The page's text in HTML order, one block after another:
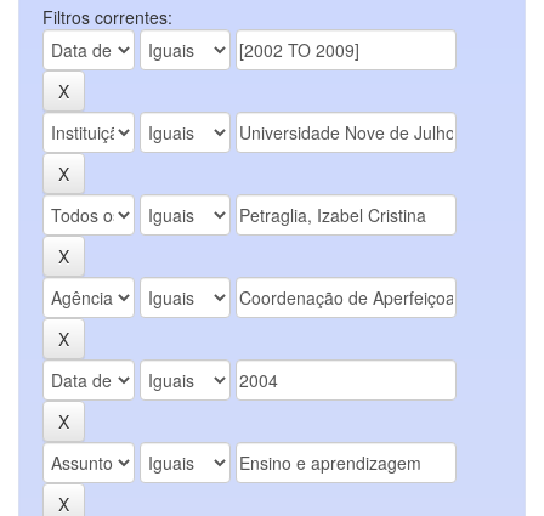
Filtros correntes: